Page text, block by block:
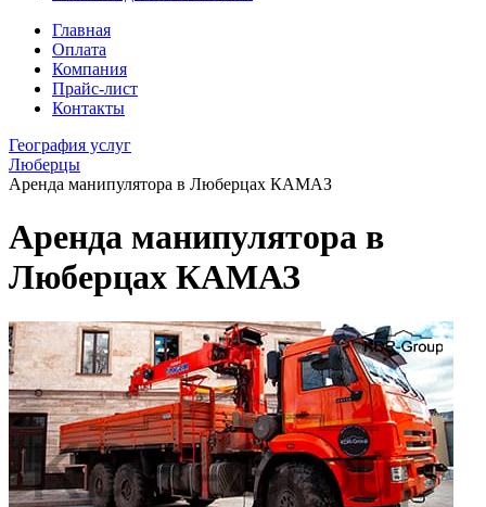
Главная
Оплата
Компания
Прайс-лист
Контакты
География услуг
Люберцы
Аренда манипулятора в Люберцах КАМАЗ
Аренда манипулятора в
Люберцах КАМАЗ